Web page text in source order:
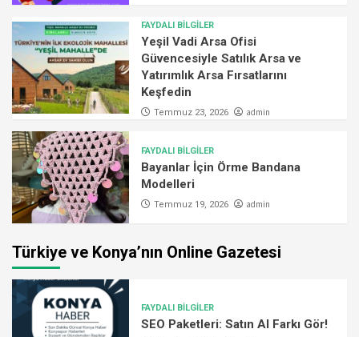
FAYDALI BİLGİLER
Yeşil Vadi Arsa Ofisi
Güvencesiyle Satılık Arsa ve
Yatırımlık Arsa Fırsatlarını
Keşfedin
Temmuz 23, 2026 admin
FAYDALI BİLGİLER
Bayanlar İçin Örme Bandana
Modelleri
Temmuz 19, 2026 admin
Türkiye ve Konya’nın Online Gazetesi
FAYDALI BİLGİLER
SEO Paketleri: Satın Al Farkı Gör!